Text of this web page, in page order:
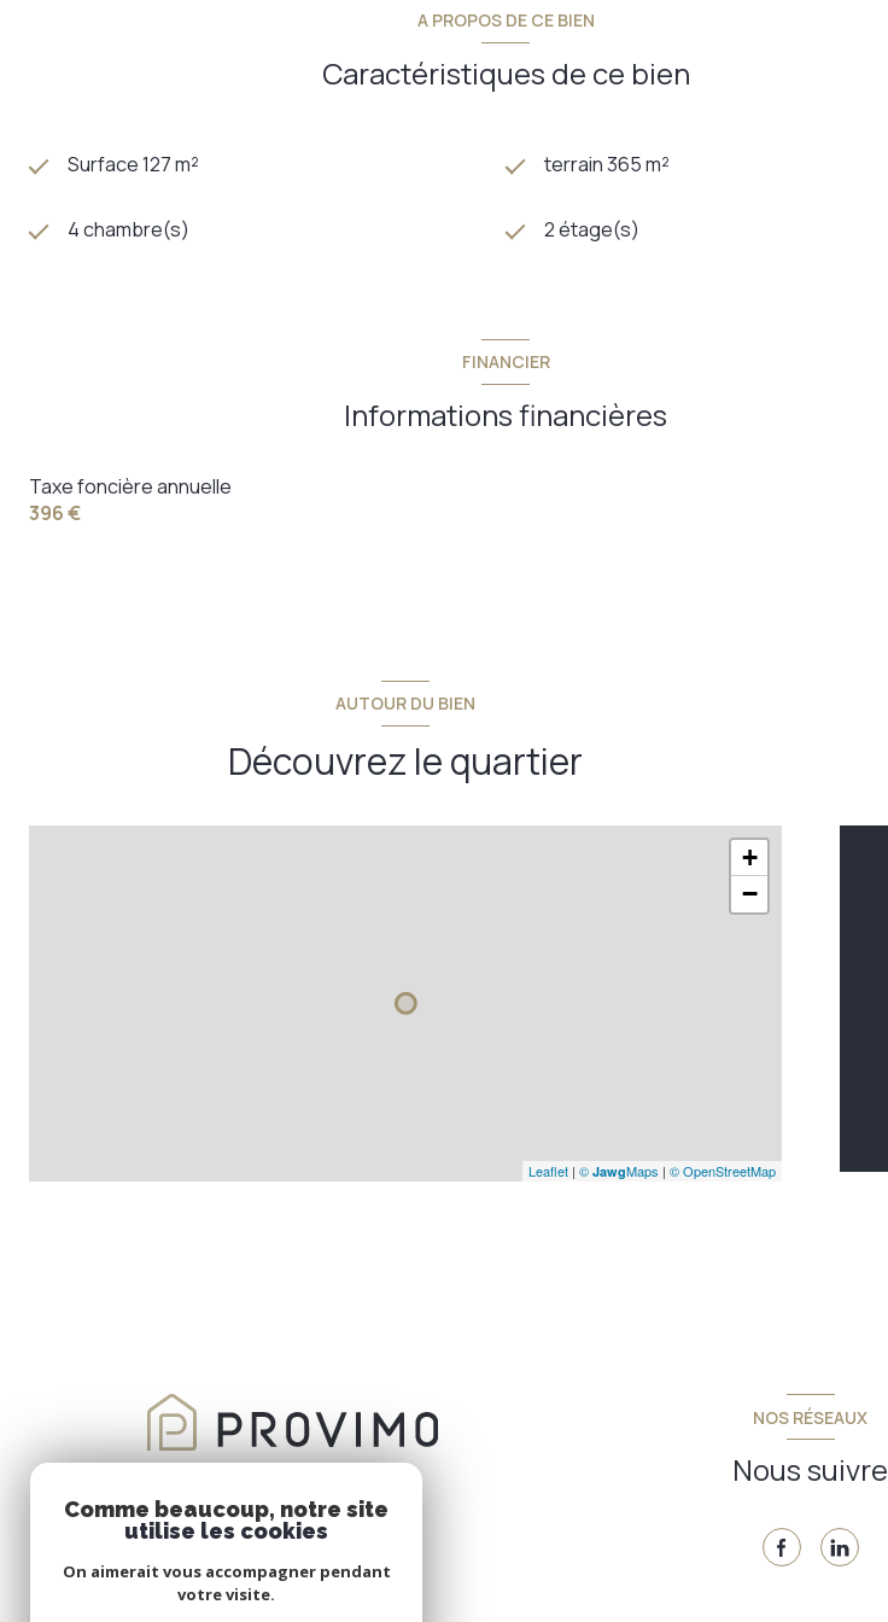
A PROPOS DE CE BIEN
Caractéristiques de ce bien
Surface 127 m² terrain 365 m²
4 chambre(s) 2 étage(s)
FINANCIER
Informations financières
Taxe foncière annuelle
396 €
AUTOUR DU BIEN
Découvrez le quartier
+
−
Leaflet | © JawgMaps | © OpenStreetMap
NOS RÉSEAUX
Nous suivre
Comme beaucoup, notre site
utilise les cookies
On aimerait vous accompagner pendant
votre visite.